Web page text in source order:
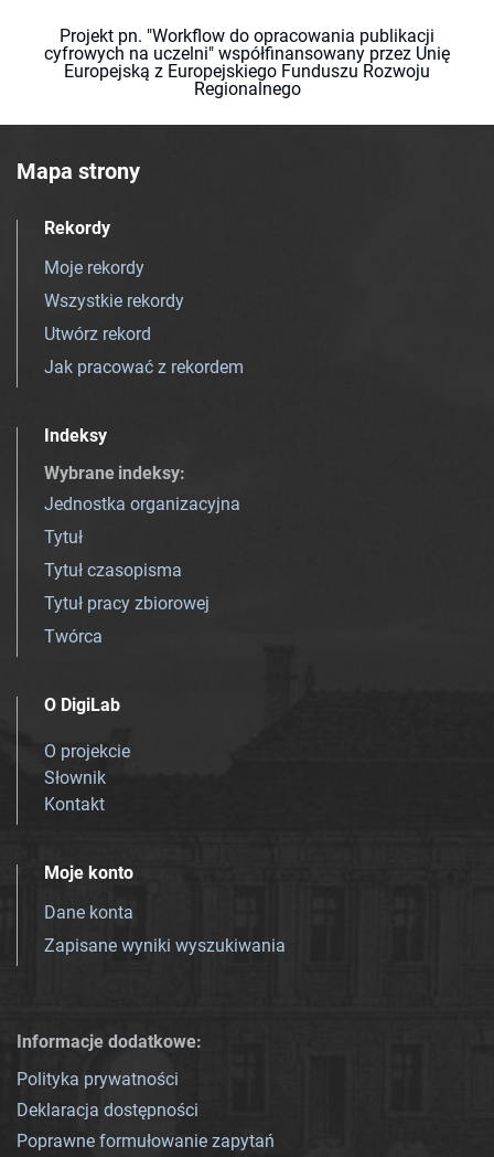
Projekt pn. "Workflow do opracowania publikacji
cyfrowych na uczelni" współfinansowany przez Unię
Europejską z Europejskiego Funduszu Rozwoju
Regionalnego
Mapa strony
Rekordy
Moje rekordy
Wszystkie rekordy
Utwórz rekord
Jak pracować z rekordem
Indeksy
Wybrane indeksy:
Jednostka organizacyjna
Tytuł
Tytuł czasopisma
Tytuł pracy zbiorowej
Twórca
O DigiLab
O projekcie
Słownik
Kontakt
Moje konto
Dane konta
Zapisane wyniki wyszukiwania
Informacje dodatkowe:
Polityka prywatności
Deklaracja dostępności
Poprawne formułowanie zapytań